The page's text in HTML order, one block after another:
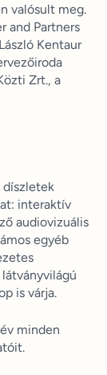
valósult meg.
and Partners
Kentaur
Zrt., a
díszletek
interaktív
audiovizuális
egyéb
is várja.
minden